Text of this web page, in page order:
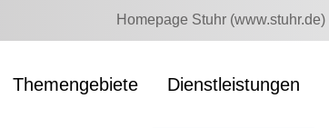
Homepage Stuhr (www.stuhr.de)
Themengebiete Dienstleistungen